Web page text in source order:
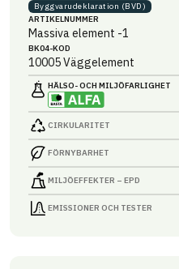
Byggvaru­deklaration (BVD)
ARTIKEL­NUMMER
Massiva element -1
BK04-KOD
10005Väggelement
HÄLSO- OCH MILJÖ­FARLIGHET
CIRKULARITET
FÖRNYBARHET
MILJÖEFFEKTER – EPD
EMISSIONER OCH TESTER